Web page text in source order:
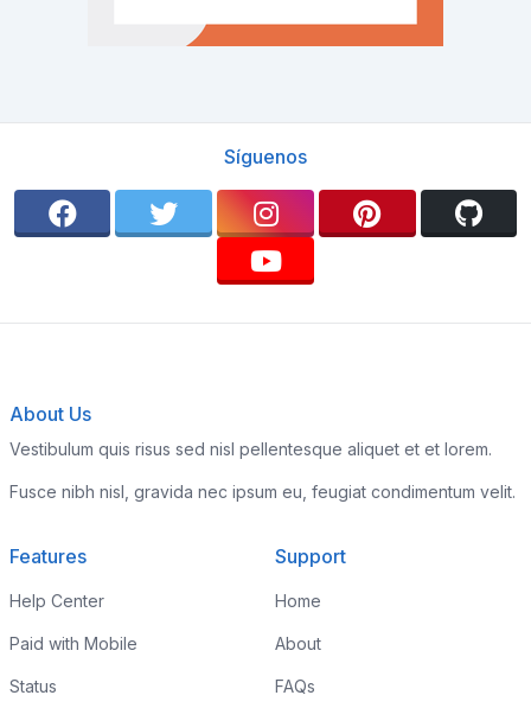
Síguenos
About Us
Vestibulum quis risus sed nisl pellentesque aliquet et et lorem.
Fusce nibh nisl, gravida nec ipsum eu, feugiat condimentum velit.
Features
Help Center
Paid with Mobile
Status
Support
Home
About
FAQs